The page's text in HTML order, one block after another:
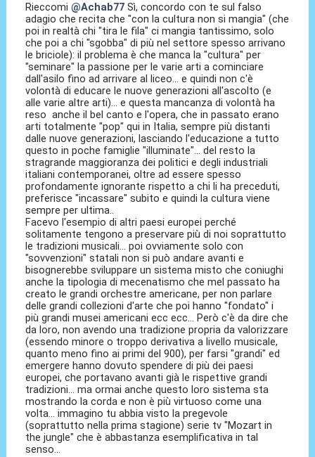
Rieccomi@Achab77 Sì, concordo con te sul falso
adagio che recita che "con la cultura non si mangia" (che
poi in realtà chi "tira le fila" ci mangia tantissimo, solo
che poi a chi "sgobba" di più nel settore spesso arrivano
le briciole): il problema è che manca la "cultura" per
"seminare" la passione per le varie arti a cominciare
dall'asilo fino ad arrivare al liceo... e quindi non c'è
volontà di educare le nuove generazioni all'ascolto (e
alle varie altre arti)... e questa mancanza di volontà ha
reso anche il bel canto e l'opera, che in passato erano
arti totalmente "pop" qui in Italia, sempre più distanti
dalle nuove generazioni, lasciando l'educazione a tutto
questo in poche famiglie "illuminate"... del resto la
stragrande maggioranza dei politici e degli industriali
italiani contemporanei, oltre ad essere spesso
profondamente ignorante rispetto a chi li ha preceduti,
preferisce "incassare" subito e quindi la cultura viene
sempre per ultima..
Facevo l'esempio di altri paesi europei perché
solitamente tengono a preservare più di noi soprattutto
le tradizioni musicali... poi ovviamente solo con
"sovvenzioni" statali non si può andare avanti e
bisognerebbe sviluppare un sistema misto che coniughi
anche la tipologia di mecenatismo che mel passato ha
creato le grandi orchestre americane, per non parlare
delle grandi collezioni d'arte che poi hanno "fondato" i
più grandi musei americani ecc ecc... Però c'è da dire che
da loro, non avendo una tradizione propria da valorizzare
(essendo minore o troppo derivativa a livello musicale,
quanto meno fino ai primi del 900), per farsi "grandi" ed
emergere hanno dovuto spendere di più dei paesi
europei, che portavano avanti già le rispettive grandi
tradizioni... ma ormai anche questo loro sistema sta
mostrando la corda e non è più virtuoso come una
volta... immagino tu abbia visto la pregevole
(soprattutto nella prima stagione) serie tv "Mozart in
the jungle" che è abbastanza esemplificativa in tal
senso...